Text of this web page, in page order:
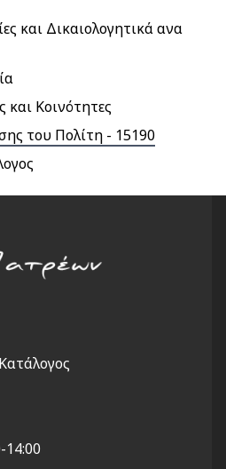
και Δικαιολογητικά ανα
και Κοινότητες
του Πολίτη - 15190